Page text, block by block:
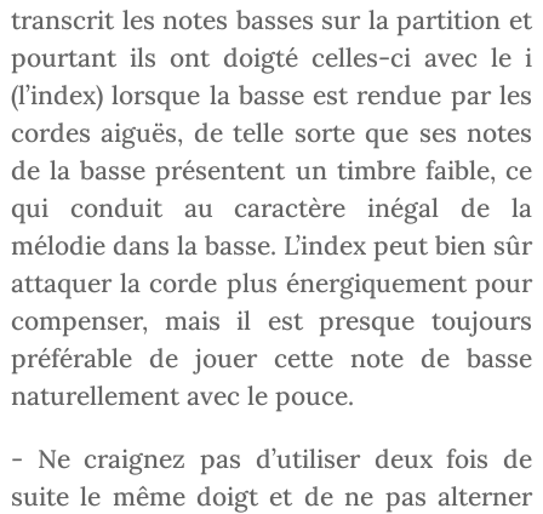
transcrit les notes basses sur la partition et
pourtant ils ont doigté celles-ci avec le i
(l’index) lorsque la basse est rendue par les
cordes aiguës, de telle sorte que ses notes
de la basse présentent un timbre faible, ce
qui conduit au caractère inégal de la
mélodie dans la basse. L’index peut bien sûr
attaquer la corde plus énergiquement pour
compenser, mais il est presque toujours
préférable de jouer cette note de basse
naturellement avec le pouce.
- Ne craignez pas d’utiliser deux fois de
suite le même doigt et de ne pas alterner